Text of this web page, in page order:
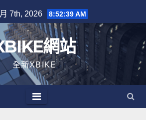
7th, 2026 8:52:40 AM
網站
全新XBIKE